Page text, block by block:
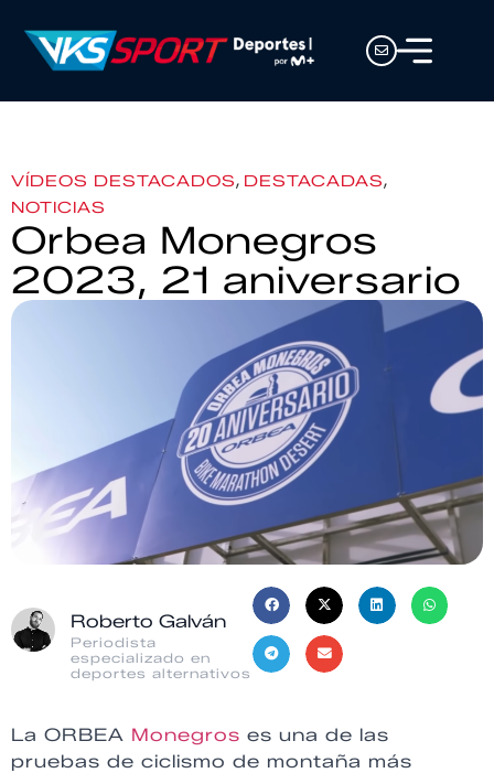
VÍDEOS DESTACADOS, DESTACADAS,
NOTICIAS
Orbea Monegros
2023, 21 aniversario
Roberto Galván
Periodista
especializado en
deportes alternativos
La ORBEA Monegros es una de las
pruebas de ciclismo de montaña más